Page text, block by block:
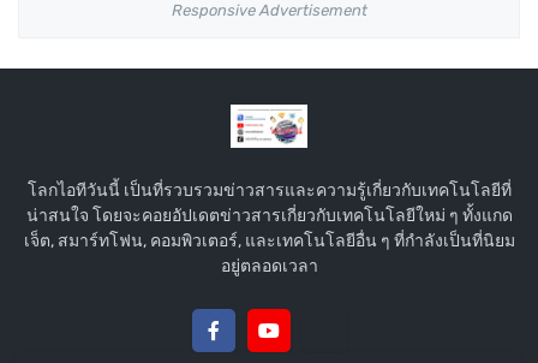
Responsive Advertisement
โลกไอทีวันนี้ เป็นที่รวบรวมข่าวสารและความรู้เกี่ยวกับเทคโนโลยีที่
น่าสนใจ โดยจะคอยอัปเดตข่าวสารเกี่ยวกับเทคโนโลยีใหม่ ๆ ทั้งแกด
เจ็ต, สมาร์ทโฟน, คอมพิวเตอร์, และเทคโนโลยีอื่น ๆ ที่กำลังเป็นที่นิยม
อยู่ตลอดเวลา